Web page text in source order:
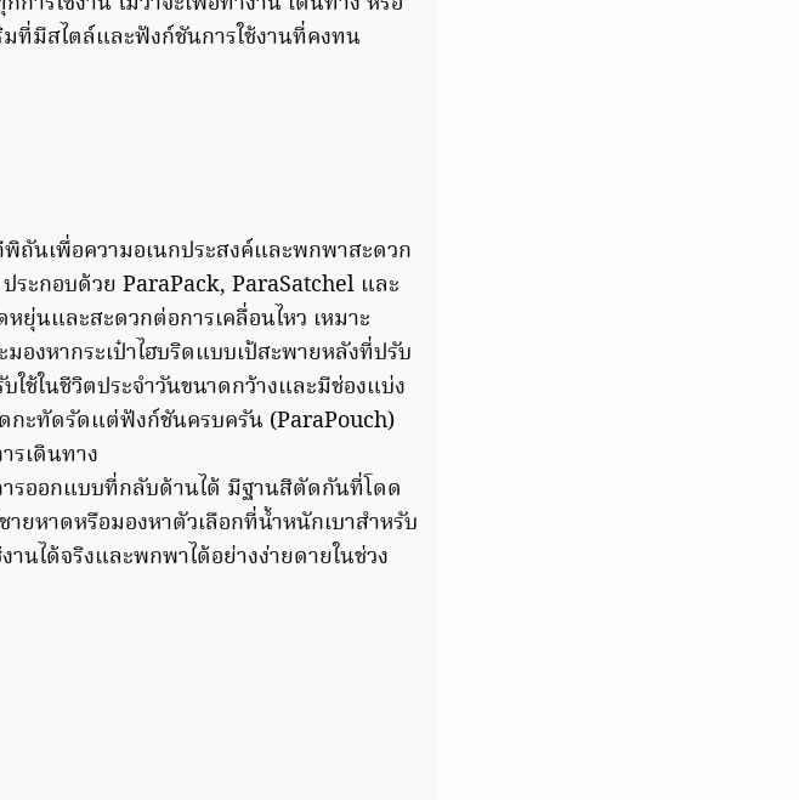
ที่มีสไตล์และฟังก์ชันการใช้งานที่คงทน
ถันเพื่อความอเนกประสงค์และพกพาสะดวก
ระกอบด้วย ParaPack, ParaSatchel และ
นและสะดวกต่อการเคลื่อนไหว เหมาะ
องหากระเป๋าไฮบริดแบบเป้สะพายหลังที่ปรับ
ใช้ในชีวิตประจำวันขนาดกว้างและมีช่องแบ่ง
กะทัดรัดแต่ฟังก์ชันครบครัน (ParaPouch)
รเดินทาง
รออกแบบที่กลับด้านได้ มีฐานสีตัดกันที่โดด
ยหาดหรือมองหาตัวเลือกที่น้ำหนักเบาสำหรับ
นได้จริงและพกพาได้อย่างง่ายดายในช่วง